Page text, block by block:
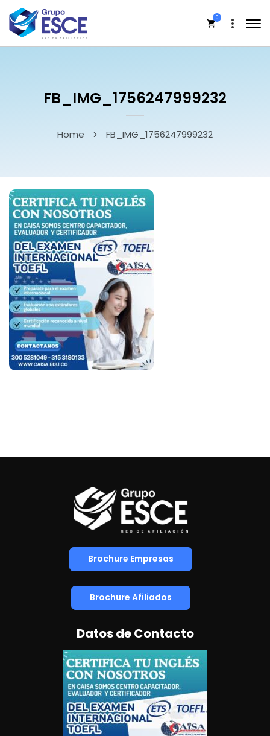
0
FB_IMG_1756247999232
Home FB_IMG_1756247999232
Brochure Empresas
Brochure Afiliados
Datos de Contacto